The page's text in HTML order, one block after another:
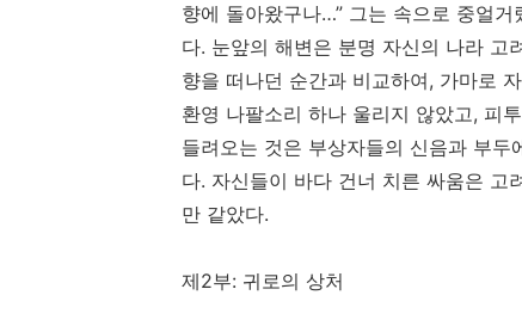
향에 돌아왔구나…” 그는 속으로 중얼
다. 눈앞의 해변은 분명 자신의 나라 고
향을 떠나던 순간과 비교하여, 가마로
환영 나팔소리 하나 울리지 않았고, 피
들려오는 것은 부상자들의 신음과 부
다. 자신들이 바다 건너 치른 싸움은 고
만 같았다.
제2부: 귀로의 상처